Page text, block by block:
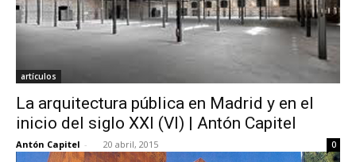
artículos
La arquitectura pública en Madrid y en el
inicio del siglo XXI (VI) | Antón Capitel
Antón Capitel - 20 abril, 2015 0